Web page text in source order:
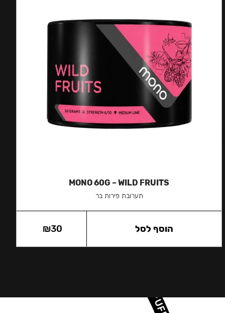
MONO 60G – WILD FRUITS
תערובת פירות בר
₪30 הוסף לסל